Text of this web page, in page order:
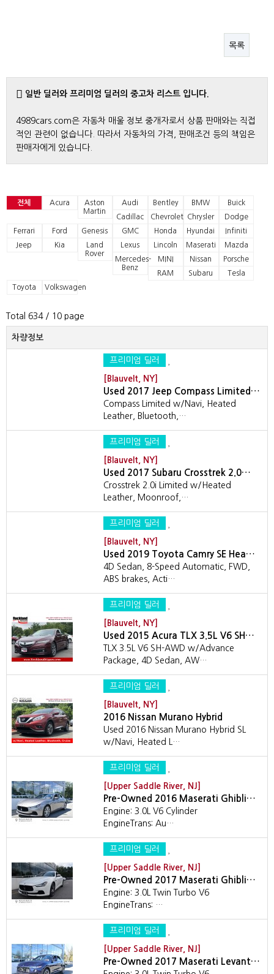
목록
일반 딜러와 프리미엄 딜러의 중고차 리스트 입니다.
4989cars.com은 자동차 매울 정보 중개자로서 상품 판매와는 직접
적인 관련이 없습니다. 따라서 자동차의 가격, 판매조건 등의 책임은
판매자에게 있습니다.
전체 Acura
Aston
Martin
Audi Bentley BMW
Buick
Cadillac
Chevrolet Chrysler
Dodge
Ferrari
Ford Genesis GMC Honda Hyundai
Infiniti
Jeep
Kia
Land
Rover
Lexus Lincoln Maserati
Mazda
Mercedes-
Benz
MINI Nissan
Porsche
RAM
Subaru
Tesla
Toyota
Volkswagen
Total 634/ 10 page
차량정보
프리미엄 딜러
[Blauvelt, NY]
Used 2017 Jeep Compass Limited…
Compass Limited w/Navi, Heated
Leather, Bluetooth,…
프리미엄 딜러
[Blauvelt, NY]
Used 2017 Subaru Crosstrek 2.0…
Crosstrek 2.0i Limited w/Heated
Leather, Moonroof,…
프리미엄 딜러
[Blauvelt, NY]
Used 2019 Toyota Camry SE Hea…
4D Sedan, 8-Speed Automatic, FWD,
ABS brakes, Acti…
프리미엄 딜러
[Blauvelt, NY]
Used 2015 Acura TLX 3.5L V6 SH…
TLX 3.5L V6 SH-AWD w/Advance
Package, 4D Sedan, AW…
프리미엄 딜러
[Blauvelt, NY]
2016 Nissan Murano Hybrid
Used 2016 Nissan Murano Hybrid SL
w/Navi, Heated L…
프리미엄 딜러
[Upper Saddle River, NJ]
Pre-Owned 2016 Maserati Ghibli…
Engine: 3.0L V6 Cylinder
EngineTrans: Au…
프리미엄 딜러
[Upper Saddle River, NJ]
Pre-Owned 2017 Maserati Ghibli…
Engine: 3.0L Twin Turbo V6
EngineTrans: …
프리미엄 딜러
[Upper Saddle River, NJ]
Pre-Owned 2017 Maserati Levant…